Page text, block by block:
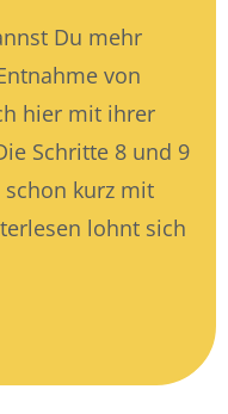
Du mehr
von
hier mit ihrer
Schritte 8 und 9
kurz mit
lohnt sich